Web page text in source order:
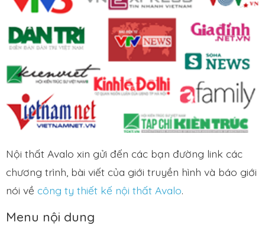
Nội thất Avalo xin gửi đến các bạn đường link các
chương trình, bài viết của giới truyền hình và báo giới
nói về công ty thiết kế nội thất Avalo.
Menu nội dung